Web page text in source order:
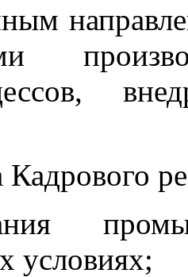
Кадрового
условиях;